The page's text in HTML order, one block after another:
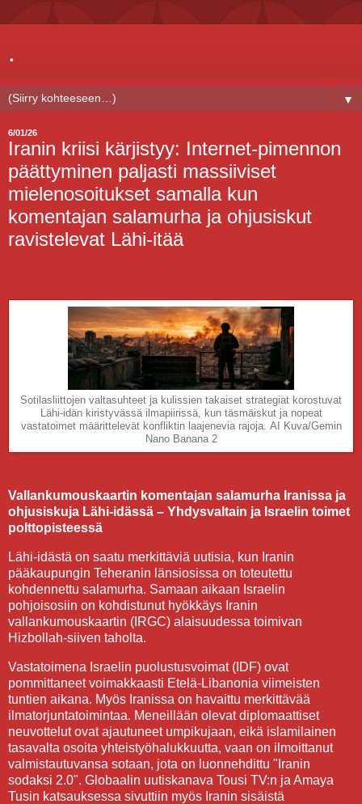
.
▼
6/01/26
Iranin kriisi kärjistyy: Internet-pimennon
päättyminen paljasti massiiviset
mielenosoitukset samalla kun
komentajan salamurha ja ohjusiskut
ravistelevat Lähi-itää
Sotilasliittojen valtasuhteet ja kulissien takaiset strategiat korostuvat
Lähi-idän kiristyvässä ilmapiirissä, kun täsmäiskut ja nopeat
vastatoimet määrittelevät konfliktin laajenevia rajoja. AI Kuva/Gemin
Nano Banana 2
Vallankumouskaartin komentajan salamurha Iranissa ja
ohjusiskuja Lähi-idässä – Yhdysvaltain ja Israelin toimet
polttopisteessä
Lähi-idästä on saatu merkittäviä uutisia, kun Iranin
pääkaupungin Teheranin länsiosissa on toteutettu
kohdennettu salamurha. Samaan aikaan Israelin
pohjoisosiin on kohdistunut hyökkäys Iranin
vallankumouskaartin (IRGC) alaisuudessa toimivan
Hizbollah-siiven taholta.
Vastatoimena Israelin puolustusvoimat (IDF) ovat
pommittaneet voimakkaasti Etelä-Libanonia viimeisten
tuntien aikana. Myös Iranissa on havaittu merkittävää
ilmatorjuntatoimintaa. Meneillään olevat diplomaattiset
neuvottelut ovat ajautuneet umpikujaan, eikä islamilainen
tasavalta osoita yhteistyöhalukkuutta, vaan on ilmoittanut
valmistautuvansa sotaan, jota on luonnehdittu "Iranin
sodaksi 2.0". Globaalin uutiskanava Tousi TV:n ja Amaya
Tusin katsauksessa sivuttiin myös Iranin sisäistä